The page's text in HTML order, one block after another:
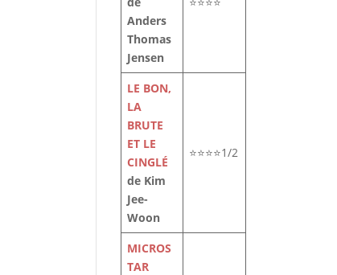
Anders
Thomas
Jensen
LE BON,
LA
BRUTE
ET LE
CINGLÉ
de Kim
Jee-
Woon
⭐⭐⭐⭐1/2
MICROS
TAR